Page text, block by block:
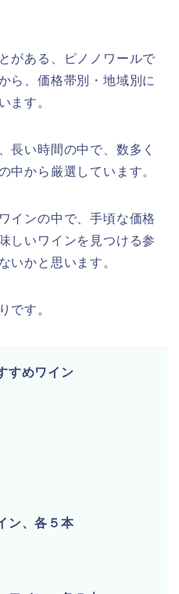
がある、ピノノワールで
ら、価格帯別・地域別に
ます。
長い時間の中で、数多く
中から厳選しています。
インの中で、手頃な価格
しいワインを見つける参
いかと思います。
です。
すめワイン
ン、各５本